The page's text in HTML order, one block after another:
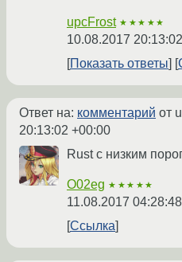
upcFrost ★★★★★
10.08.2017
Показать ответы
Ответ на: комментарий от
20:13:02 +00:00
Rust с низким
O02eg ★★★★★
11.08.2017
Ссылка